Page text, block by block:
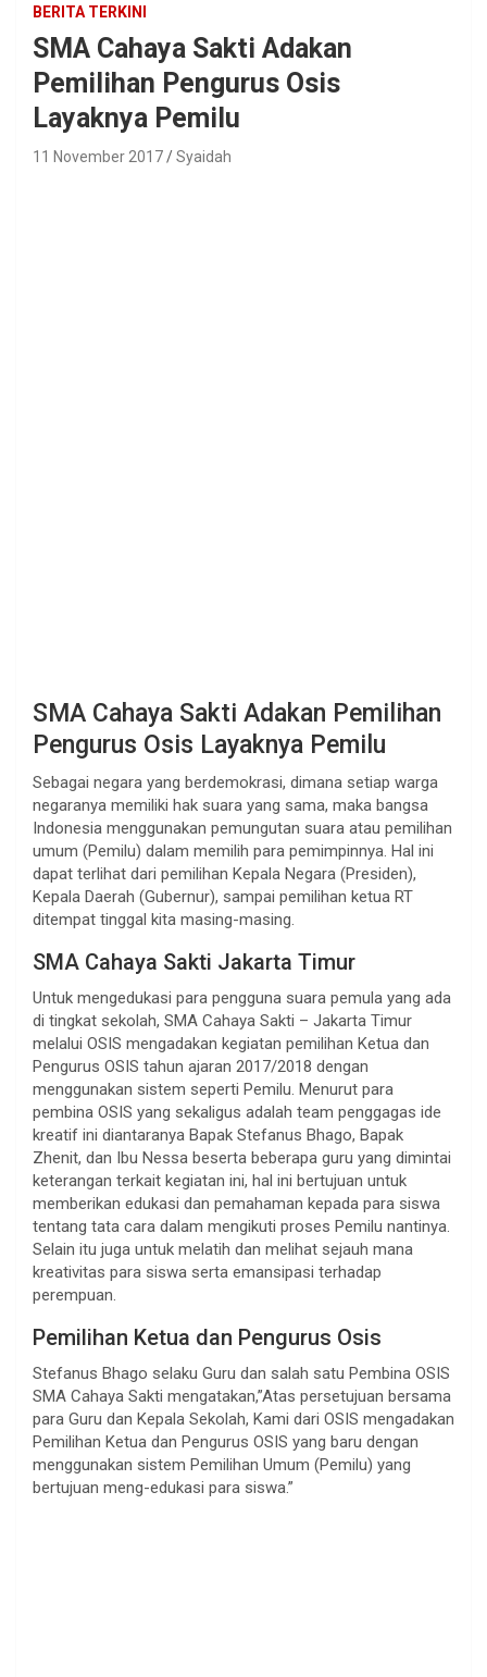
BERITA TERKINI
SMA Cahaya Sakti Adakan
Pemilihan Pengurus Osis
Layaknya Pemilu
11 November 2017 Syaidah
SMA Cahaya Sakti Adakan Pemilihan
Pengurus Osis Layaknya Pemilu
Sebagai negara yang berdemokrasi, dimana setiap warga
negaranya memiliki hak suara yang sama, maka bangsa
Indonesia menggunakan pemungutan suara atau pemilihan
umum (Pemilu) dalam memilih para pemimpinnya. Hal ini
dapat terlihat dari pemilihan Kepala Negara (Presiden),
Kepala Daerah (Gubernur), sampai pemilihan ketua RT
ditempat tinggal kita masing-masing.
SMA Cahaya Sakti Jakarta Timur
Untuk mengedukasi para pengguna suara pemula yang ada
di tingkat sekolah, SMA Cahaya Sakti – Jakarta Timur
melalui OSIS mengadakan kegiatan pemilihan Ketua dan
Pengurus OSIS tahun ajaran 2017/2018 dengan
menggunakan sistem seperti Pemilu. Menurut para
pembina OSIS yang sekaligus adalah team penggagas ide
kreatif ini diantaranya Bapak Stefanus Bhago, Bapak
Zhenit, dan Ibu Nessa beserta beberapa guru yang dimintai
keterangan terkait kegiatan ini, hal ini bertujuan untuk
memberikan edukasi dan pemahaman kepada para siswa
tentang tata cara dalam mengikuti proses Pemilu nantinya.
Selain itu juga untuk melatih dan melihat sejauh mana
kreativitas para siswa serta emansipasi terhadap
perempuan.
Pemilihan Ketua dan Pengurus Osis
Stefanus Bhago selaku Guru dan salah satu Pembina OSIS
SMA Cahaya Sakti mengatakan,”Atas persetujuan bersama
para Guru dan Kepala Sekolah, Kami dari OSIS mengadakan
Pemilihan Ketua dan Pengurus OSIS yang baru dengan
menggunakan sistem Pemilihan Umum (Pemilu) yang
bertujuan meng-edukasi para siswa.”